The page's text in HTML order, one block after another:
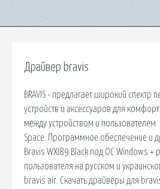
Драйвер bravis
BRAVIS - предлагает широкий спектр
устройств и аксессуаров для
между устройством и
Space. Программное обеспечение и
Bravis WXI89 Black под ОС Windows +
пользователя на русском и
bravis air. Скачать драйверы для